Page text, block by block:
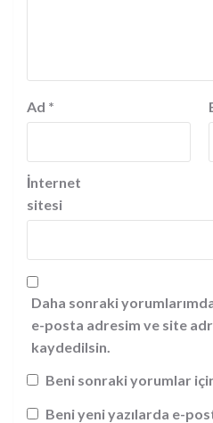
Ad *
İnternet
sitesi
Daha sonraki
e-posta adresim ve site
kaydedilsin.
Beni sonraki yorumlar
Beni yeni yazılarda e-